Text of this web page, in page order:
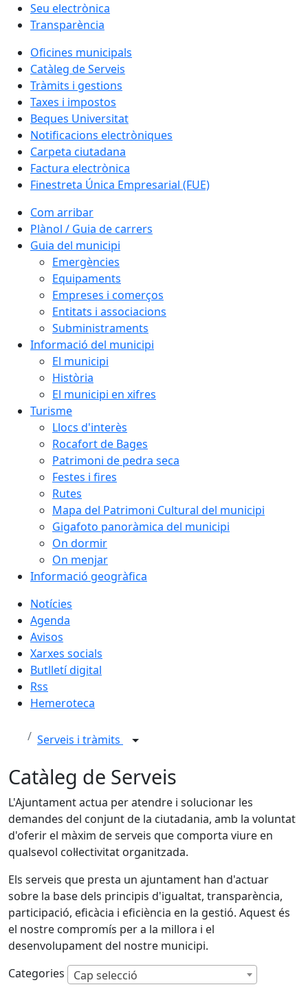
Seu electrònica
Transparència
Oficines municipals
Catàleg de Serveis
Tràmits i gestions
Taxes i impostos
Beques Universitat
Notificacions electròniques
Carpeta ciutadana
Factura electrònica
Finestreta Única Empresarial (FUE)
Com arribar
Plànol / Guia de carrers
Guia del municipi
Emergències
Equipaments
Empreses i comerços
Entitats i associacions
Subministraments
Informació del municipi
El municipi
Història
El municipi en xifres
Turisme
Llocs d'interès
Rocafort de Bages
Patrimoni de pedra seca
Festes i fires
Rutes
Mapa del Patrimoni Cultural del municipi
Gigafoto panoràmica del municipi
On dormir
On menjar
Informació geogràfica
Notícies
Agenda
Avisos
Xarxes socials
Butlletí digital
Rss
Hemeroteca
Serveis i tràmits
Catàleg de Serveis
L'Ajuntament actua per atendre i solucionar les
demandes del conjunt de la ciutadania, amb la voluntat
d'oferir el màxim de serveis que comporta viure en
qualsevol col·lectivitat organitzada.
Els serveis que presta un ajuntament han d'actuar
sobre la base dels principis d'igualtat, transparència,
participació, eficàcia i eficiència en la gestió. Aquest és
el nostre compromís per a la millora i el
desenvolupament del nostre municipi.
Categories
Cap selecció